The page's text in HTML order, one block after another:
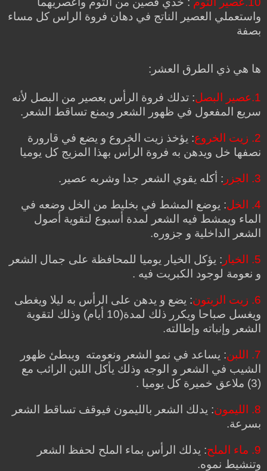
واستعملي العصير الناتج في دهان فروة الراس كل مساء
بصفة
ها هي ذي الطرق العشر:
1.عصير البصل
: تدلك فروة الرأس بعصير من البصل لأنه
سريع المفعول في ظهور الشعر ويمنع تساقط الشعر.
2. زيت الخروع
: يؤخذ زيت الخروع و يضع في قارورة
نصفها خل ويدهن به فروة الرأس بهذا المزيج كل يوميا
3. الجزر : أكله يقوي الشعر جدا وشربه عصير.
4. الخل
: يوضع المشط في بخليط من الخل وضعه في
الماء ويمشط فيه الشعر لمدة أسبوع لتقوية أصول
الشعر الداخلية و جزوره.
5. الخيار
: يؤكل الخيار يوميا للمحافظة على جمال الشعر
و نعومة لوجود الكبريت فيه .
6. زيت الزيتون
: يضع و يدهن على الرأس به ليلا ويغطى
ويغسل صباحا ويكرر ذلك لمدة(10 أيام) وذلك لتقوية
الشعر وإنباته وإطالته.
7. اللبن
: يساعد في نمو الشعر ونعومته ويبطئ ظهور
الشيب في الشعر و الوجه وذلك يأكل اللبن الرائب مع
(3) ملاعق خميرة كل يوميا .
8. الليمون
: يدلك الشعر بالليمون فيوقف تساقط الشعر
بسرعة.
9. ماء الملح
: يدلك الرأس بماء الملح لحفظ الشعر
وتنشيط نموه.